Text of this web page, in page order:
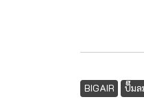
BIGAIR ปั๊ม